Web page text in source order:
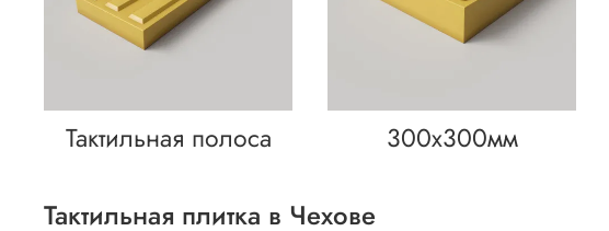
Тактильная полоса 300х300мм
Тактильная плитка в Чехове